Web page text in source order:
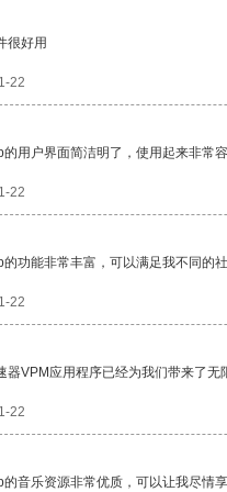
很好用
22
的用户界面简洁明了，使用起来非常
22
功能非常丰富，可以满足我不同的社
22
器VPM应用程序已经为我们带来了无
22
音乐资源非常优质，可以让我尽情享